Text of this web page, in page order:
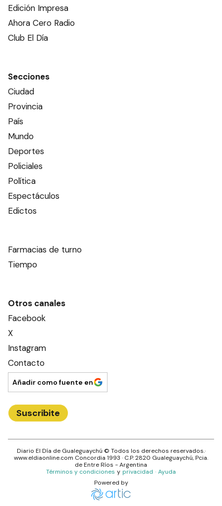
Edición Impresa
Ahora Cero Radio
Club El Día
Secciones
Ciudad
Provincia
País
Mundo
Deportes
Policiales
Política
Espectáculos
Edictos
Farmacias de turno
Tiempo
Otros canales
Facebook
X
Instagram
Contacto
Añadir como fuente en
Suscribite
Diario El Día de Gualeguaychú © Todos los derechos reservados.·
www.eldiaonline.com Concordia 1993 · C.P.2820 Gualeguaychú, Pcia.
deEntre Ríos - Argentina
Términos y condiciones y privacidad · Ayuda
Powered by